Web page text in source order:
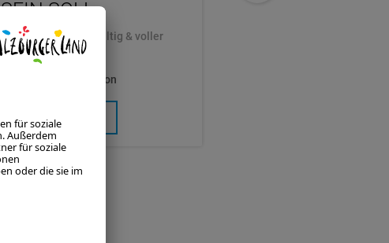
SEIN SOLL:
Ursprünglich, nachhaltig & voller
Abenteuer
pro Person
ZUM ANGEBOT